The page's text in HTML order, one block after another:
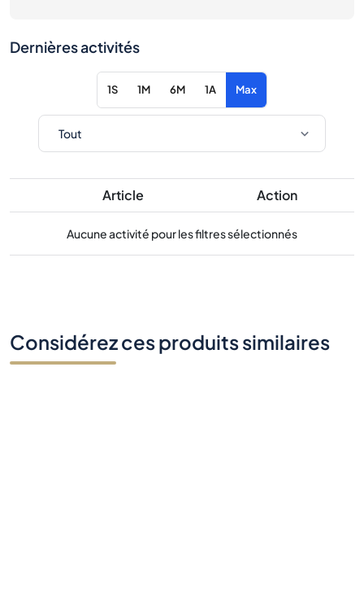
Dernières activités
1S 1M 6M 1A Max
Article Action
Aucune activité pour les filtres sélectionnés
Considérez ces produits similaires